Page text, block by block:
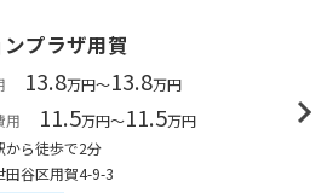
プラザ用賀
13.8万円～13.8万円
用
11.5万円～11.5万円
から徒歩で2分
田谷区用賀4-9-3